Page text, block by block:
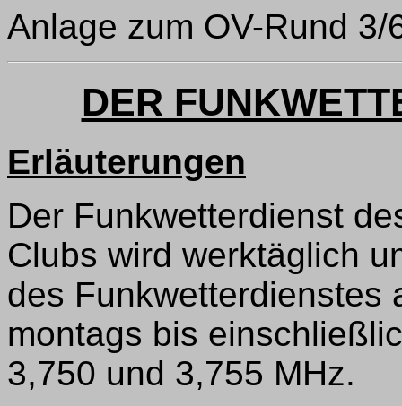
Anlage zum OV-Rund
DER
Erläuterungen
Der Funkwetterdienst
Clubs wird werktäglich
des Funkwetterdienstes
montags bis
3,750 und 3,755 MHz.